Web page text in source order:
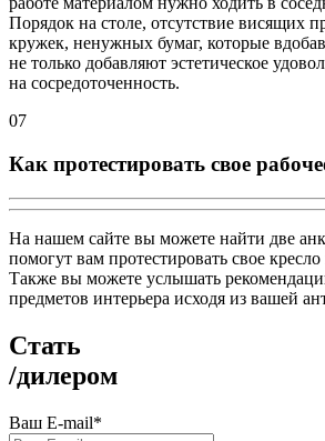
Порядок на столе, отсутствие висящих
кружек, ненужных бумаг, которые
не только добавляют эстетическое
на сосредоточенность.
07
Как протестировать свое
На нашем сайте вы можете найти две
помогут вам протестировать свое
Также вы можете услышать
предметов интерьера исходя из вашей
Стать
/дилером
Ваш E-mail*